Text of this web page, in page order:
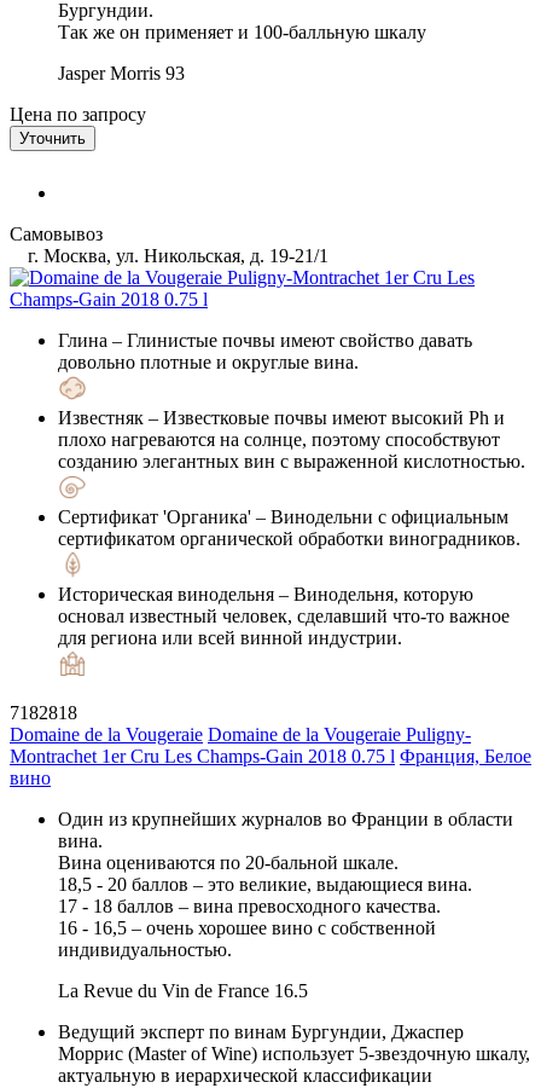
Бургундии.
Так же он применяет и 100-балльную шкалу
Jasper Morris 93
Цена по запросу
Уточнить
Самовывоз
г. Москва, ул. Никольская, д. 19-21/1
Глина – Глинистые почвы имеют свойство давать
довольно плотные и округлые вина.
Известняк – Известковые почвы имеют высокий Ph и
плохо нагреваются на солнце, поэтому способствуют
созданию элегантных вин с выраженной кислотностью.
Сертификат 'Органика' – Винодельни с официальным
сертификатом органической обработки виноградников.
Историческая винодельня – Винодельня, которую
основал известный человек, сделавший что-то важное
для региона или всей винной индустрии.
7182818
Domaine de la Vougeraie Domaine de la Vougeraie Puligny-
Montrachet 1er Cru Les Champs-Gain 2018 0.75 l Франция, Белое
вино
Один из крупнейших журналов во Франции в области
вина.
Вина оцениваются по 20-бальной шкале.
18,5 - 20 баллов – это великие, выдающиеся вина.
17 - 18 баллов – вина превосходного качества.
16 - 16,5 – очень хорошее вино с собственной
индивидуальностью.
La Revue du Vin de France 16.5
Ведущий эксперт по винам Бургундии, Джаспер
Моррис (Master of Wine) использует 5-звездочную шкалу,
актуальную в иерархической классификации